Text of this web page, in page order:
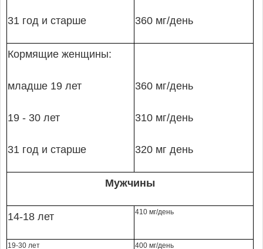
31 год и старше 360 мг/день
Кормящие женщины:
младше 19 лет
19 - 30 лет
31 год и старше
360 мг/день
310 мг/день
320 мг день
Мужчины
14-18 лет 410 мг/день
19-30 лет
400 мг/день